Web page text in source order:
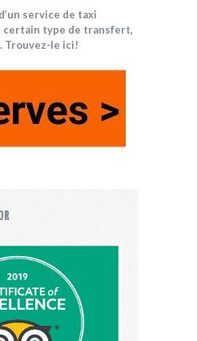
service de taxi
certain type de transfert,
Trouvez-le ici!